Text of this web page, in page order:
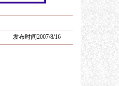
发布时间2007/8/16